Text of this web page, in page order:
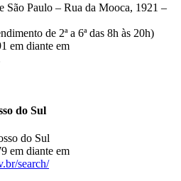
São Paulo – Rua da Mooca, 1921 –
de 2ª a 6ª das 8h às 20h)
em diante em
do Sul
do Sul
em diante em
search/